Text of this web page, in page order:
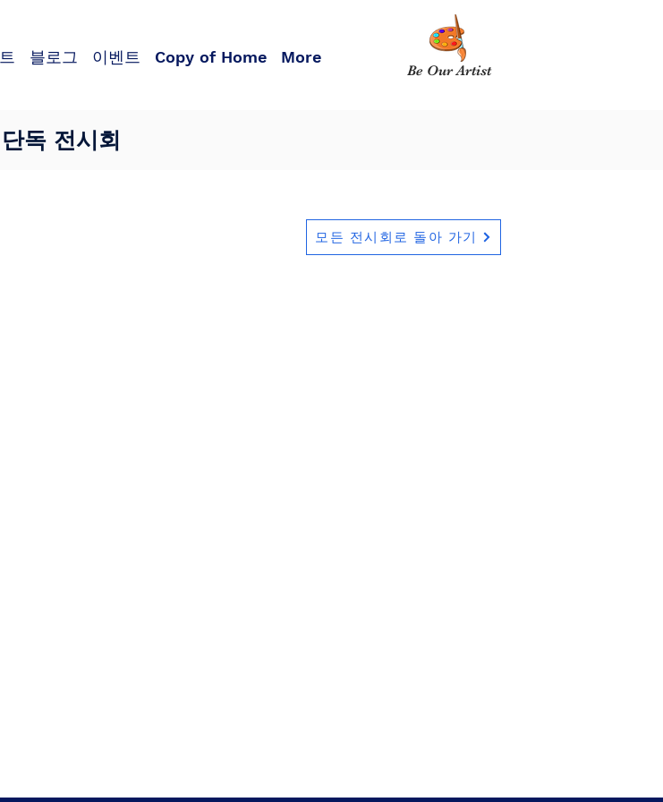
블로그 이벤트 Copy of Home More
Be Our Artist
단독 전시회
모든 전시회로 돌아 가기